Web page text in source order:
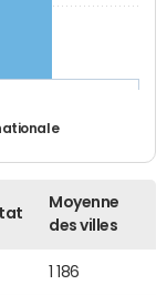
Moyenne
des villes
1 186